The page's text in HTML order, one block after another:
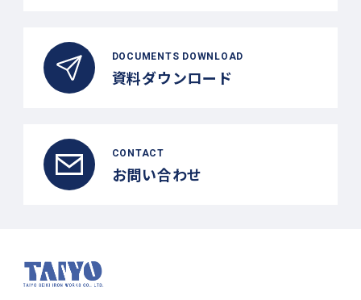
DOCUMENTS DOWNLOAD
資料ダウンロード
CONTACT
お問い合わせ